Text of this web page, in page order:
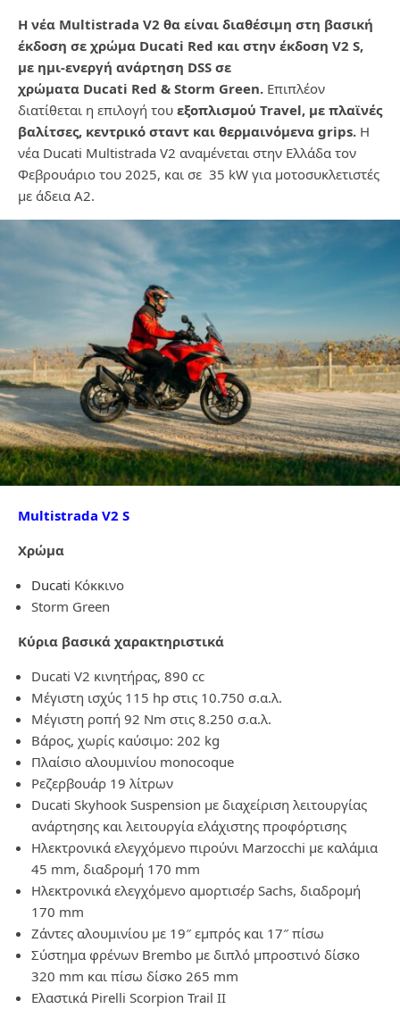
Η νέα Multistrada V2 θα είναι διαθέσιμη στη βασική
έκδοση σε χρώμα Ducati Red και στην έκδοση V2 S,
με ημι-ενεργή ανάρτηση DSS σε
χρώματα Ducati Red & Storm Green. Επιπλέον
διατίθεται η επιλογή του εξοπλισμού Travel, με πλαϊνές
βαλίτσες, κεντρικό σταντ και θερμαινόμενα grips. Η
νέα Ducati Multistrada V2 αναμένεται στην Ελλάδα τον
Φεβρουάριο του 2025, και σε 35 kW για μοτοσυκλετιστές
με άδεια A2.
Multistrada V2 S
Χρώμα
Ducati Κόκκινο
Storm Green
Κύρια βασικά χαρακτηριστικά
Ducati V2 κινητήρας, 890 cc
Μέγιστη ισχύς 115 hp στις 10.750 σ.α.λ.
Μέγιστη ροπή 92 Nm στις 8.250 σ.α.λ.
Βάρος, χωρίς καύσιμο: 202 kg
Πλαίσιο αλουμινίου monocoque
Ρεζερβουάρ 19 λίτρων
Ducati Skyhook Suspension με διαχείριση λειτουργίας
ανάρτησης και λειτουργία ελάχιστης προφόρτισης
Ηλεκτρονικά ελεγχόμενο πιρούνι Marzocchi με καλάμια
45 mm, διαδρομή 170 mm
Ηλεκτρονικά ελεγχόμενο αμορτισέρ Sachs, διαδρομή
170 mm
Ζάντες αλουμινίου με 19″ εμπρός και 17″ πίσω
Σύστημα φρένων Brembo με διπλό μπροστινό δίσκο
320 mm και πίσω δίσκο 265 mm
Ελαστικά Pirelli Scorpion Trail II